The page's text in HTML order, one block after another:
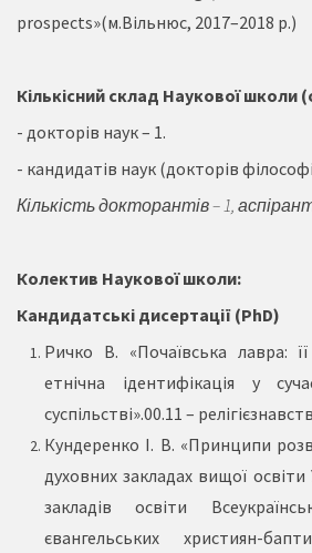
prospects»(м.Вільнюс, 2017–2018 р.)
Кількісний склад Наукової школи
- докторів наук – 1.
- кандидатів наук (докторів
Кількість докторантів – 1,
Колектив Наукової школи:
Кандидатські дисертації (PhD)
Ричко В. «Почаївська лавра:
етнічна ідентифікація у
суспільстві».00.11 –
Кундеренко І. В. «Принципи
духовних закладах вищої освіти
закладів освіти
євангельських християн-